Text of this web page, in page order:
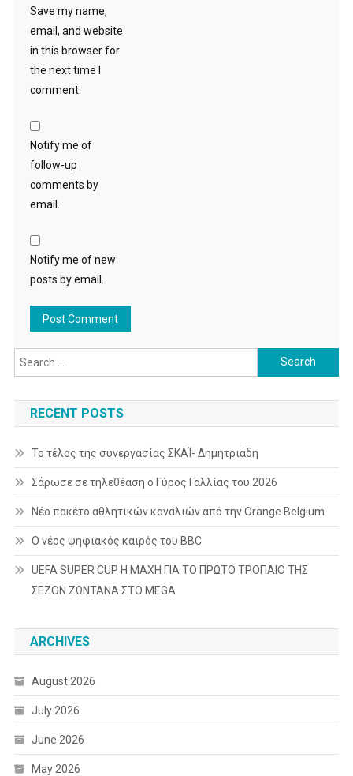
Save my name,
email, and website
in this browser for
the next time I
comment.
Notify me of
follow-up
comments by
email.
Notify me of new
posts by email.
Search
for:
RECENT POSTS
Το τέλος της συνεργασίας ΣΚΑΪ- Δημητριάδη
Σάρωσε σε τηλεθέαση ο Γύρος Γαλλίας του 2026
Νέο πακέτο αθλητικών καναλιών από την Orange Belgium
Ο νέος ψηφιακός καιρός του BBC
UEFA SUPER CUP Η ΜΑΧΗ ΓΙΑ ΤΟ ΠΡΩΤΟ ΤΡΟΠΑΙΟ ΤΗΣ
ΣΕΖΟΝ ΖΩΝΤΑΝΑ ΣΤΟ MEGA
ARCHIVES
August 2026
July 2026
June 2026
May 2026